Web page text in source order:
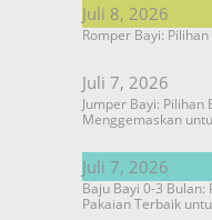
Juli 8, 2026
Romper Bayi:
Juli 7, 2026
Jumper Bayi: Pilihan
Menggemaskan
Juli 7, 2026
Baju Bayi 0-3
Pakaian Terbaik